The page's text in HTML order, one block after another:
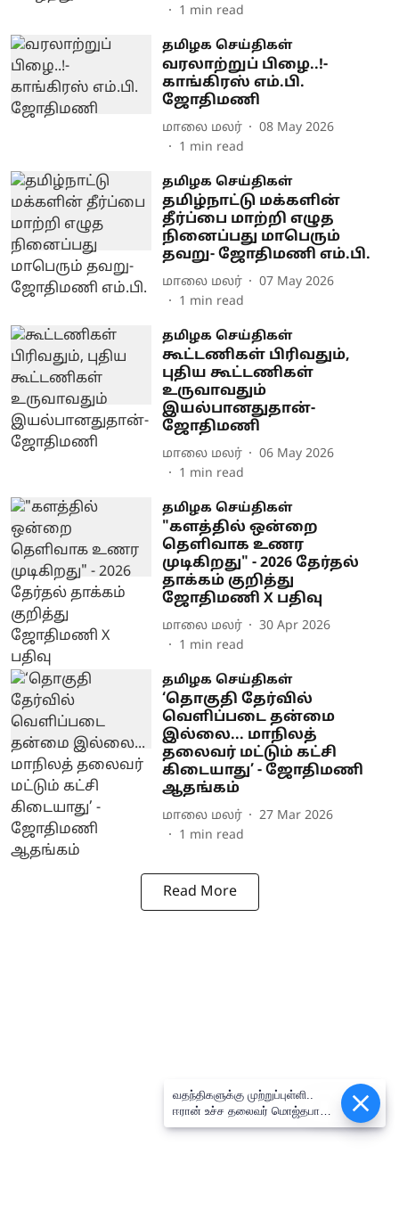
1 min read
தமிழக செய்திகள்
வரலாற்றுப் பிழை..!-
காங்கிரஸ் எம்.பி.
ஜோதிமணி
மாலை மலர்
08 May 2026
1 min read
தமிழக செய்திகள்
தமிழ்நாட்டு மக்களின்
தீர்ப்பை மாற்றி எழுத
நினைப்பது மாபெரும்
தவறு- ஜோதிமணி எம்.பி.
மாலை மலர்
07 May 2026
1 min read
தமிழக செய்திகள்
கூட்டணிகள் பிரிவதும்,
புதிய கூட்டணிகள்
உருவாவதும்
இயல்பானதுதான்-
ஜோதிமணி
மாலை மலர்
06 May 2026
1 min read
தமிழக செய்திகள்
"களத்தில் ஒன்றை
தெளிவாக உணர
முடிகிறது" - 2026 தேர்தல்
தாக்கம் குறித்து
ஜோதிமணி X பதிவு
மாலை மலர்
30 Apr 2026
1 min read
தமிழக செய்திகள்
‘தொகுதி தேர்வில்
வெளிப்படை தன்மை
இல்லை... மாநிலத்
தலைவர் மட்டும் கட்சி
கிடையாது’ - ஜோதிமணி
ஆதங்கம்
மாலை மலர்
27 Mar 2026
1 min read
Read More
Epaper
வதந்திகளுக்கு முற்றுப்புள்ளி..
ஈரான் உச்ச தலைவர் மொஜ்தபா
காமேனியின் வீடியோ வெளியீடு!